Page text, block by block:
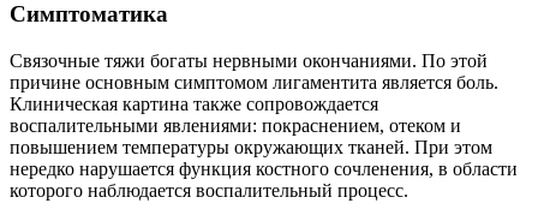
Симптоматика
Связочные тяжи богаты нервными окончаниями. По этой
причине основным симптомом лигаментита является боль.
Клиническая картина также сопровождается
воспалительными явлениями: покраснением, отеком и
повышением температуры окружающих тканей. При этом
нередко нарушается функция костного сочленения, в области
которого наблюдается воспалительный процесс.